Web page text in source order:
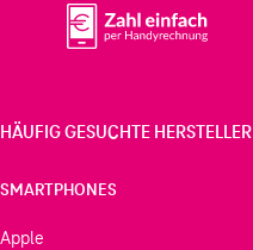
HÄUFIG GESUCHTE HERSTELLER
SMARTPHONES
Apple